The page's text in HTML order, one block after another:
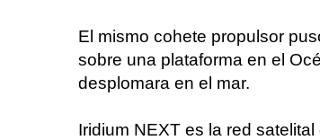
El mismo cohete propulsor
sobre una plataforma en el
desplomara en el mar.
Iridium NEXT es la red